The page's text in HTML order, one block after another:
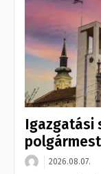
Igazgatási
2026.08.07.